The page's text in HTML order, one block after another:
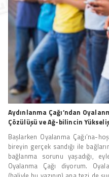
Aydınlanma Çağı’ndan
Çözülüşü ve Ağ-bilincin
Başlarken Oyalanma Çağı’na-
bireyin gerçek sandığı ile
bağlanma sorunu yaşadığı,
Oyalanma Çağı diyorum.